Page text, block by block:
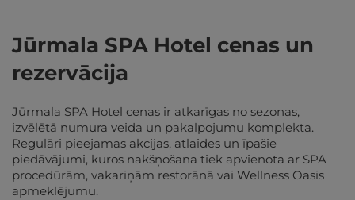
Jūrmala SPA Hotel cenas un
rezervācija
Jūrmala SPA Hotel cenas ir atkarīgas no sezonas,
izvēlētā numura veida un pakalpojumu komplekta.
Regulāri pieejamas akcijas, atlaides un īpašie
piedāvājumi, kuros nakšņošana tiek apvienota ar SPA
procedūrām, vakariņām restorānā vai Wellness Oasis
apmeklējumu.